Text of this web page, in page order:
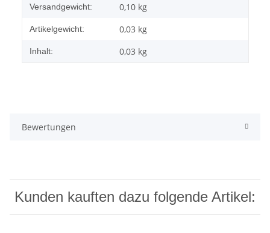
Versandgewicht: 0,10 kg
Artikelgewicht: 0,03 kg
Inhalt: 0,03 kg
Bewertungen
Kunden kauften dazu folgende Artikel: